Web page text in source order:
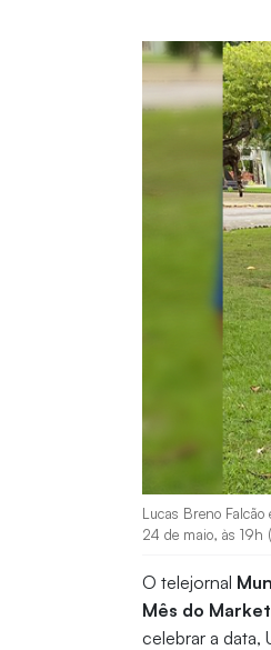
Lucas Breno
24 de maio, às 19h
O telejornal
Mês do
celebrar a data,